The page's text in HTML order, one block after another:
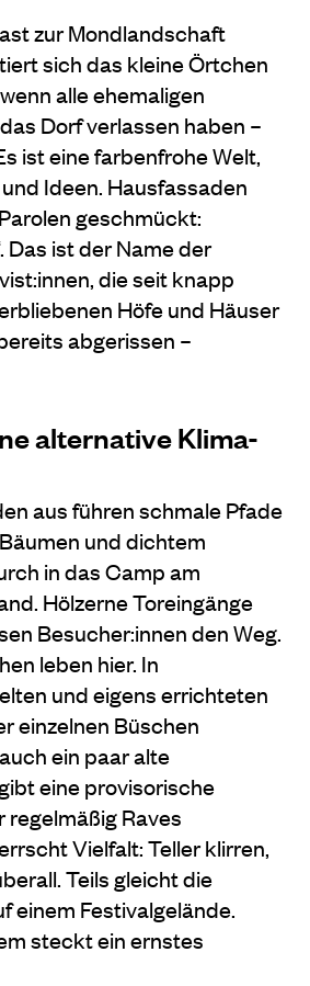
zur Mondlandschaft
sich das kleine Örtchen
alle ehemaligen
Dorf verlassen haben –
ist eine farbenfrohe Welt,
Ideen. Hausfassaden
geschmückt:
Das ist der Name der
die seit knapp
Höfe und Häuser
abgerissen –
alternative Klima-
aus führen schmale Pfade
und dichtem
in das Camp am
Hölzerne Toreingänge
Besucher:innen den Weg.
leben hier. In
und eigens errichteten
einzelnen Büschen
ein paar alte
eine provisorische
regelmäßig Raves
Vielfalt: Teller klirren,
Teils gleicht die
einem Festivalgelände.
steckt ein ernstes